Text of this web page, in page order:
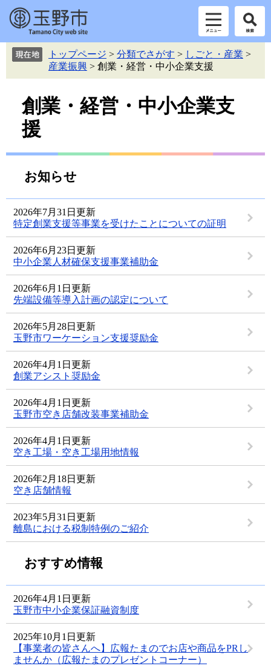
トップページ > 分類でさがす > しごと・産業 >
産業振興 > 創業・経営・中小企業支援
創業・経営・中小企業支
援
お知らせ
2026年7月31日更新
特定創業支援等事業を受けたことについての証明
2026年6月23日更新
中小企業人材確保支援事業補助金
2026年6月1日更新
先端設備等導入計画の認定について
2026年5月28日更新
玉野市ワーケーション支援奨励金
2026年4月1日更新
創業アシスト奨励金
2026年4月1日更新
玉野市空き店舗改装事業補助金
2026年4月1日更新
空き工場・空き工場用地情報
2026年2月18日更新
空き店舗情報
2023年5月31日更新
離島における税制特例のご紹介
おすすめ情報
2026年4月1日更新
玉野市中小企業保証融資制度
2025年10月1日更新
【事業者の皆さんへ】広報たまのでお店や商品をPRし
ませんか（広報たまのプレゼントコーナー）